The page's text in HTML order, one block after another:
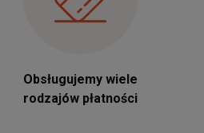
Obsługujemy wiele
rodzajów płatności